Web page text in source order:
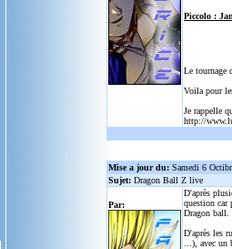
Piccolo :
Le tournage
Voila pour
Je rappelle
http://
Mise a jour du: Samedi 6
Sujet: Dragon Ball Z live
Par:
D'après
question car
Dragon ball.
D'après les
...), avec